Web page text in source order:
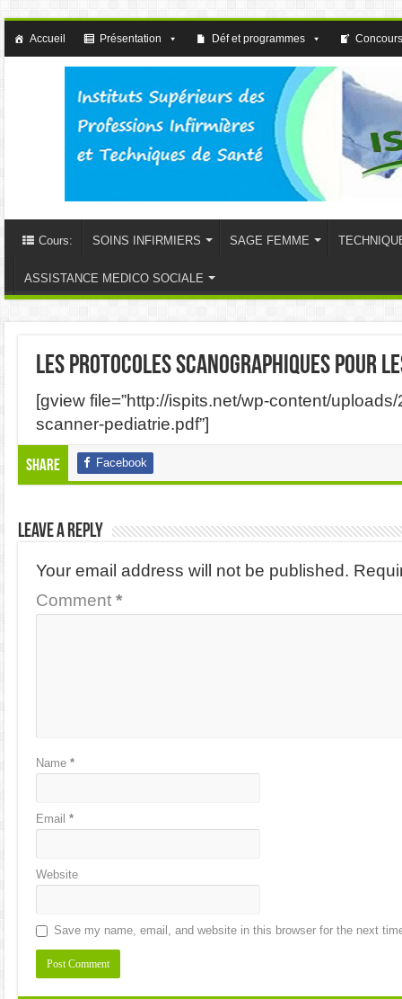
Accueil Présentation Déf et programmes
Cours: SOINS INFIRMIERS SAGE FEMME
ASSISTANCE MEDICO SOCIALE
les protocoles scanographiques pour
[gview file=”http://ispits.net/wp-content/
scanner-pediatrie.pdf”]
Share Facebook
Leave a Reply
Your email address will not be published.
Comment*
Name*
Email*
Website
Save my name, email, and website in this browser for the next